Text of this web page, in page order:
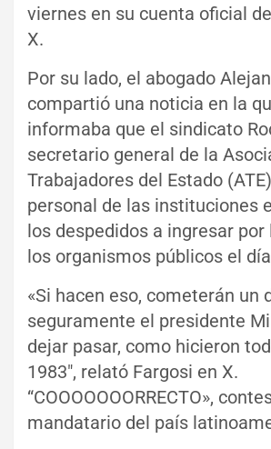
viernes en su cuenta oficial
X.
Por su lado, el abogado
compartió una noticia en la
informaba que el sindicato
secretario general de la
Trabajadores del Estado
personal de las instituciones
los despedidos a ingresar por
los organismos públicos el
«Si hacen eso, cometerán un
seguramente el presidente
dejar pasar, como hicieron
1983″, relató Fargosi en X.
“COOOOOOORRECTO»,
mandatario del país